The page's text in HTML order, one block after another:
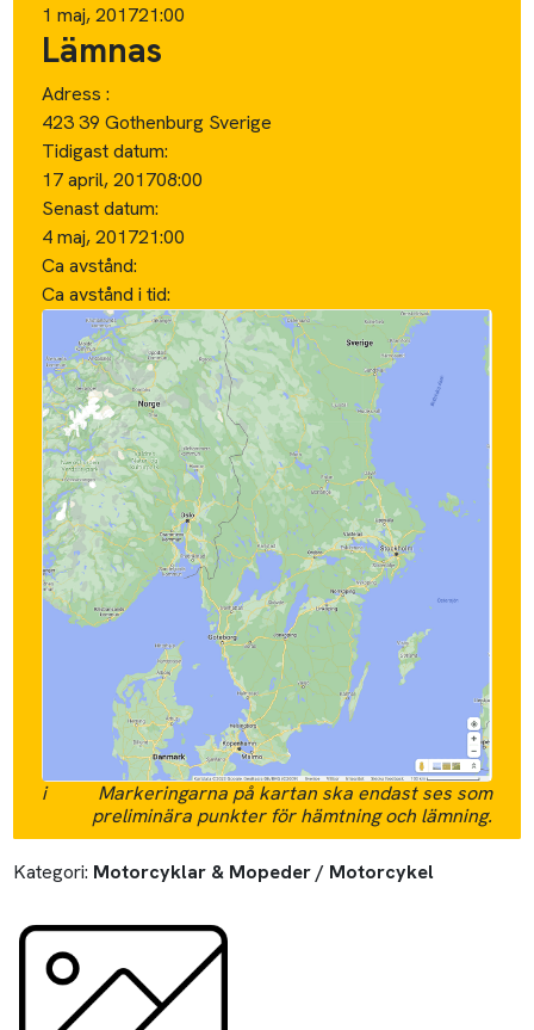
1 maj, 201721:00
Lämnas
Adress :
423 39 Gothenburg Sverige
Tidigast datum:
17 april, 201708:00
Senast datum:
4 maj, 201721:00
Ca avstånd:
Ca avstånd i tid:
i
Markeringarna på kartan ska endast ses som
preliminära punkter för hämtning och lämning.
Kategori: Motorcyklar & Mopeder / Motorcykel